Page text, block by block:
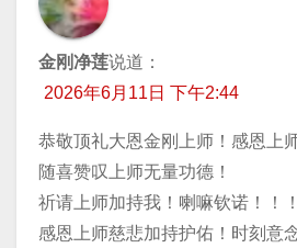
金刚净莲说道：
2026年6月11日 下午2:44
恭敬顶礼大恩金刚上师！感恩上
随喜赞叹上师无量功德！
祈请上师加持我！喇嘛钦诺！！
感恩上师慈悲加持护佑！时刻意